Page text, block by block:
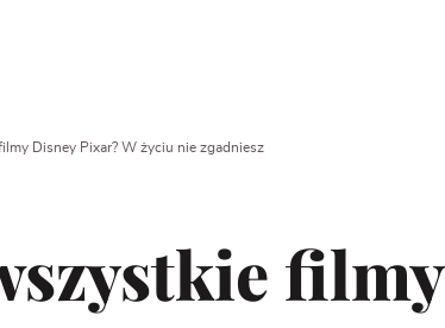
Disney Pixar? W życiu nie zgadniesz